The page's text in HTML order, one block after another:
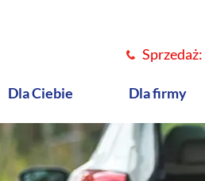
Sprzedaż:
Dla Ciebie Dla firmy